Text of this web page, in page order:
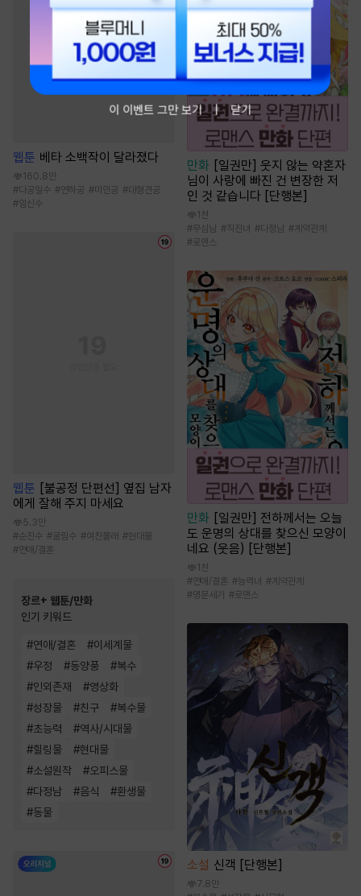
웹툰 베타 소백작이 달라졌다
160.8만
#다공일수 #연하공 #미인공 #대형견공
#임신수
웹툰 [불공정 단편선] 옆집 남자
에게 잘해 주지 마세요
5.3만
#순진수 #굴림수 #여친몰래 #현대물
#연애/결혼
장르+ 웹툰/만화
인기 키워드
#연애/결혼 #이세계물
#우정 #동양풍 #복수
#인외존재 #영상화
#성장물 #친구 #복수물
#초능력 #역사/시대물
#힐링물 #현대물
#소설원작 #오피스물
#다정남 #음식 #환생물
#동물
만화 [일권만] 웃지 않는 약혼자
님이 사랑에 빠진 건 변장한 저
인 것 같습니다 [단행본]
1천
#무심남 #직진녀 #다정남 #계약관계
#로맨스
만화 [일권만] 전하께서는 오늘
도 운명의 상대를 찾으신 모양이
네요 (웃음) [단행본]
1천
#연애/결혼 #능력녀 #계약관계
#명문세가 #로맨스
소설 신객 [단행본]
7.8만
이 이벤트 그만 보기 닫기